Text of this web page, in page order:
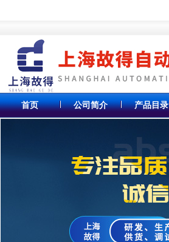
首页 公司简介 产品目录